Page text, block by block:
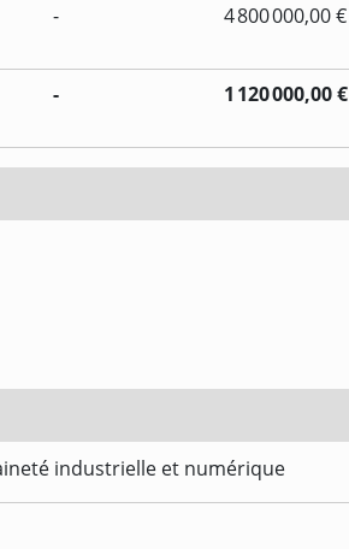
- 4 800 000,00 €
- 1 120 000,00 €
industrielle et numérique